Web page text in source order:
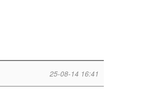
25-08-14 16:41